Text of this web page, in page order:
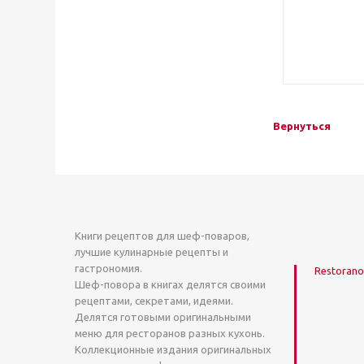
Вернуться
Книги рецептов для шеф-поваров,
лучшие кулинарные рецепты и
гастрономия.
Шеф-повора в книгах делятся своими
рецептами, секретами, идеями.
Делятся готовыми оригинальными
меню для ресторанов разных кухонь.
Коллекционные издания оригинальных